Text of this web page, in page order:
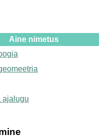
Aine nimetus
ajalugu